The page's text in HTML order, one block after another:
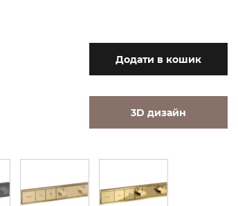
Додати в кошик
3D дизайн